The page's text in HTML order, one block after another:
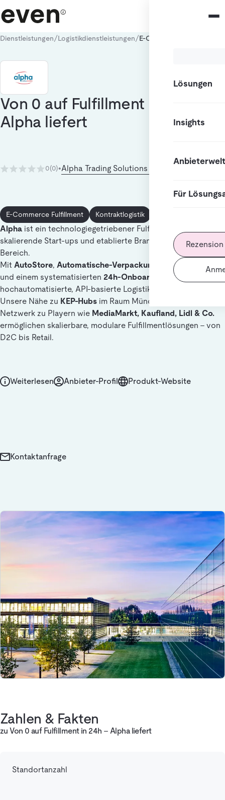
Lösungen
Insights
Anbieterwelt
Für
Dienstleistungen/Logistikdienstleistungen/E-Commerce Fulfillment
Von 0 auf Fulfillment in 24h –
Alpha liefert
0(0)•Alpha Trading Solutions GmbH
E-Commerce Fulfillment Kontraktlogistik
Alpha ist ein technologiegetriebener Fulfillment-Partner für
skalierende Start-ups und etablierte Brands im B2C- & B2B-
Bereich.
Mit AutoStore, Automatische-Verpackungstechnologien
und einem systematisierten 24h-Onboarding
realisieren wir
hochautomatisierte, API-basierte Logistikprozesse.
Unsere Nähe zu KEP-Hubs im Raum München sowie unser
Netzwerk zu Playern wie MediaMarkt, Kaufland, Lidl & Co.
ermöglichen skalierbare, modulare Fulfillmentlösungen – von
D2C bis Retail.
Weiterlesen Anbieter-Profil Produkt-Website
Kontaktanfrage
Zahlen & Fakten
zu Von 0 auf Fulfillment in 24h – Alpha liefert
Standortanzahl